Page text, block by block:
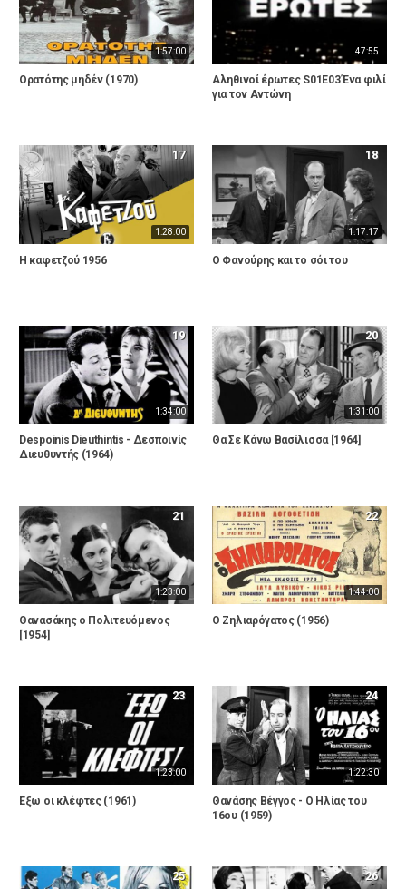
1:57:00
Ορατότης μηδέν (1970)
47:55
Αληθινοί έρωτες S01E03 Ένα φιλί
για τον Αντώνη
1:28:00
17
Η καφετζού 1956
1:17:17
18
Ο Φανούρης και το σόι του
1:34:00
19
Despoinis Dieuthintis - Δεσποινίς
Διευθυντής (1964)
1:31:00
20
Θα Σε Κάνω Βασίλισσα [1964]
1:23:00
21
Θανασάκης ο Πολιτευόμενος
[1954]
1:44:00
22
Ο Ζηλιαρόγατος (1956)
1:23:00
23
Εξω οι κλέφτες (1961)
1:22:30
24
Θανάσης Βέγγος - Ο Ηλίας του
16ου (1959)
25 26